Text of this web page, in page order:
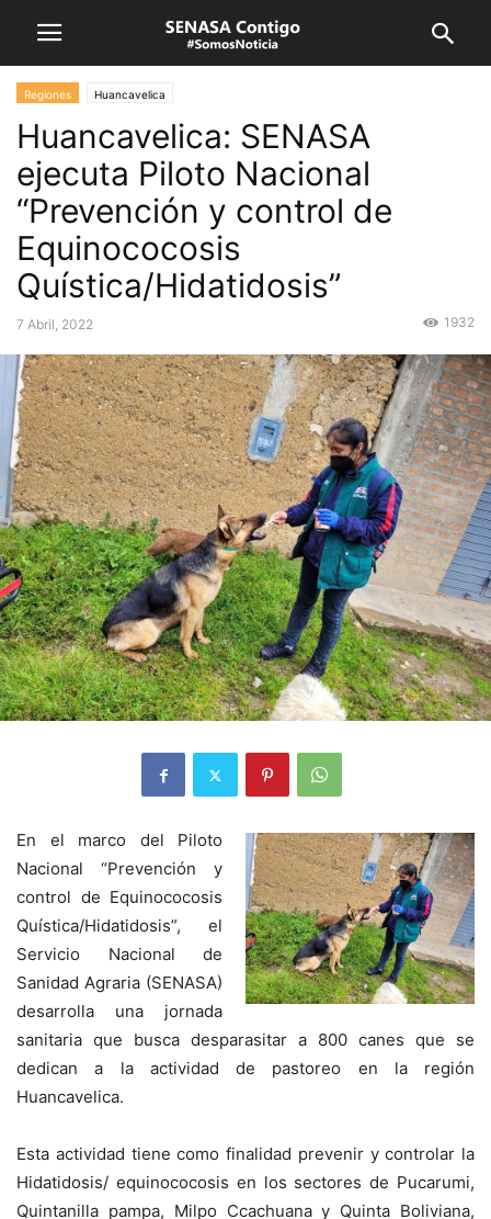
Regiones Huancavelica
Huancavelica: SENASA
ejecuta Piloto Nacional
“Prevención y control de
Equinococosis
Quística/Hidatidosis”
7 Abril, 2022 1932
En el marco del Piloto
Nacional “Prevención y
control de Equinococosis
Quística/Hidatidosis”, el
Servicio Nacional de
Sanidad Agraria (SENASA)
desarrolla una jornada
sanitaria que busca desparasitar a 800 canes que se
dedican a la actividad de pastoreo en la región
Huancavelica.
Esta actividad tiene como finalidad prevenir y controlar la
Hidatidosis/ equinococosis en los sectores de Pucarumi,
Quintanilla pampa, Milpo Ccachuana y Quinta Boliviana,